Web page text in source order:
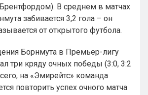
В среднем в матчах
забивается 3,2 гола – он
от открытого футбола.
Борнмута в Премьер-лигу
три кряду очных победы (3:0, 3:2
на «Эмирейтс» команда
повторить успех очного матча